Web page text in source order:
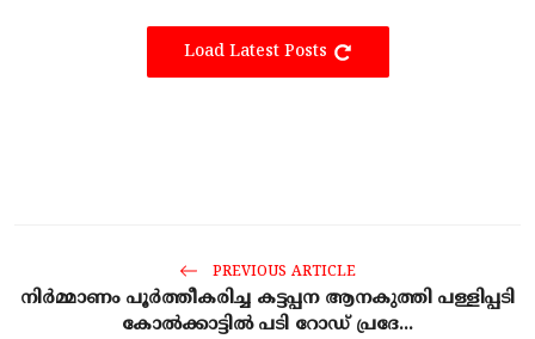
Load Latest Posts
PREVIOUS ARTICLE
നിർമ്മാണം പൂർത്തീകരിച്ച കട്ടപ്പന ആനകുത്തി പള്ളിപ്പടി
കോൽക്കാട്ടിൽ പടി റോഡ് പ്രദേ...